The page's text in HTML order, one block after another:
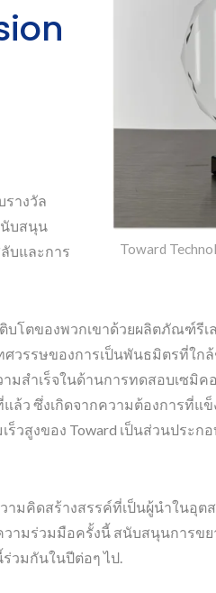
Toward
รางวัล
นับสนุน
บและการ
ติบโตของพวกเขาด้วยผลิตภัณฑ์
วรรษของการเป็นพันธมิตรที่ใก
สำเร็จในด้านการทดสอบเซมิค
ล้ว ซึ่งเกิดจากความต้องการที่
ร็วสูงของ Toward เป็นส่วนปร
ามคิดสร้างสรรค์ที่เป็นผู้นำในอุ
ามร่วมมือครั้งนี้ สนับสนุนการขย
วมกันในปีต่อๆ ไป.